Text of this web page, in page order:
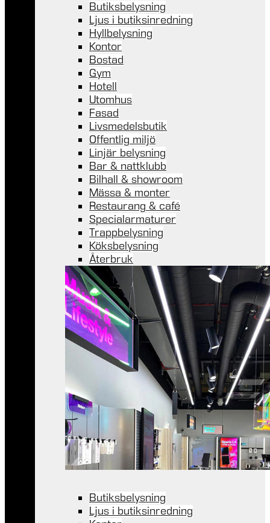
Butiksbelysning
Ljus i butiksinredning
Hyllbelysning
Kontor
Bostad
Gym
Hotell
Utomhus
Fasad
Livsmedelsbutik
Offentlig miljö
Linjär belysning
Bar & nattklubb
Bilhall & showroom
Mässa & monter
Restaurang & café
Specialarmaturer
Trappbelysning
Köksbelysning
Återbruk
Butiksbelysning
Ljus i butiksinredning